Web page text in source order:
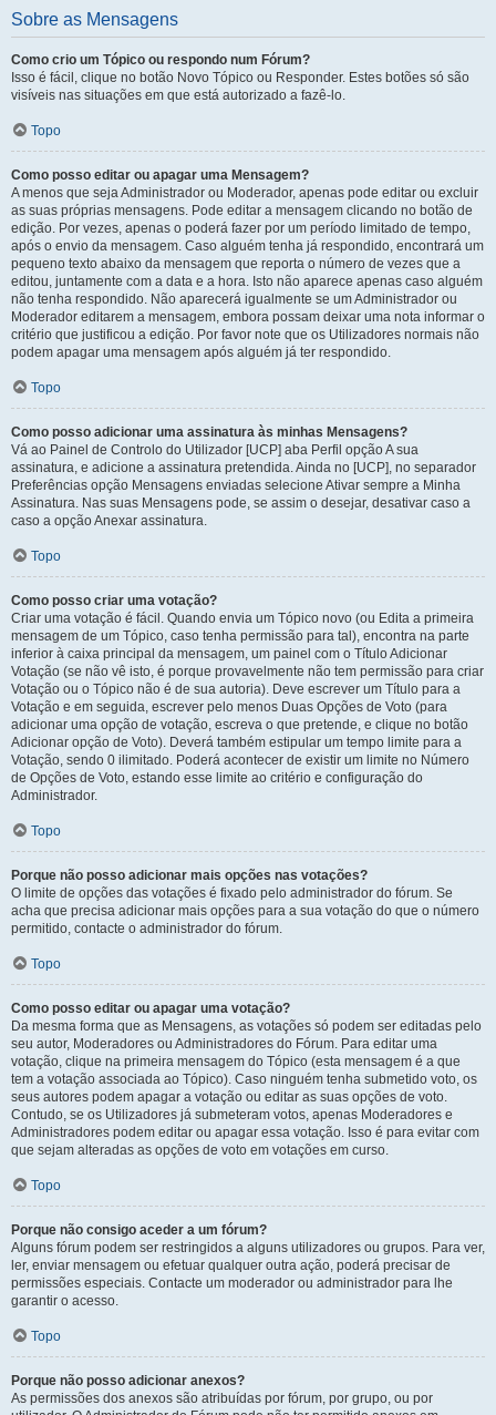
Sobre as Mensagens
Como crio um Tópico ou respondo num Fórum?
Isso é fácil, clique no botão Novo Tópico ou Responder. Estes botões só são
visíveis nas situações em que está autorizado a fazê-lo.
Topo
Como posso editar ou apagar uma Mensagem?
A menos que seja Administrador ou Moderador, apenas pode editar ou excluir
as suas próprias mensagens. Pode editar a mensagem clicando no botão de
edição. Por vezes, apenas o poderá fazer por um período limitado de tempo,
após o envio da mensagem. Caso alguém tenha já respondido, encontrará um
pequeno texto abaixo da mensagem que reporta o número de vezes que a
editou, juntamente com a data e a hora. Isto não aparece apenas caso alguém
não tenha respondido. Não aparecerá igualmente se um Administrador ou
Moderador editarem a mensagem, embora possam deixar uma nota informar o
critério que justificou a edição. Por favor note que os Utilizadores normais não
podem apagar uma mensagem após alguém já ter respondido.
Topo
Como posso adicionar uma assinatura às minhas Mensagens?
Vá ao Painel de Controlo do Utilizador [UCP] aba Perfil opção A sua
assinatura, e adicione a assinatura pretendida. Ainda no [UCP], no separador
Preferências opção Mensagens enviadas selecione Ativar sempre a Minha
Assinatura. Nas suas Mensagens pode, se assim o desejar, desativar caso a
caso a opção Anexar assinatura.
Topo
Como posso criar uma votação?
Criar uma votação é fácil. Quando envia um Tópico novo (ou Edita a primeira
mensagem de um Tópico, caso tenha permissão para tal), encontra na parte
inferior à caixa principal da mensagem, um painel com o Título Adicionar
Votação (se não vê isto, é porque provavelmente não tem permissão para criar
Votação ou o Tópico não é de sua autoria). Deve escrever um Título para a
Votação e em seguida, escrever pelo menos Duas Opções de Voto (para
adicionar uma opção de votação, escreva o que pretende, e clique no botão
Adicionar opção de Voto). Deverá também estipular um tempo limite para a
Votação, sendo 0 ilimitado. Poderá acontecer de existir um limite no Número
de Opções de Voto, estando esse limite ao critério e configuração do
Administrador.
Topo
Porque não posso adicionar mais opções nas votações?
O limite de opções das votações é fixado pelo administrador do fórum. Se
acha que precisa adicionar mais opções para a sua votação do que o número
permitido, contacte o administrador do fórum.
Topo
Como posso editar ou apagar uma votação?
Da mesma forma que as Mensagens, as votações só podem ser editadas pelo
seu autor, Moderadores ou Administradores do Fórum. Para editar uma
votação, clique na primeira mensagem do Tópico (esta mensagem é a que
tem a votação associada ao Tópico). Caso ninguém tenha submetido voto, os
seus autores podem apagar a votação ou editar as suas opções de voto.
Contudo, se os Utilizadores já submeteram votos, apenas Moderadores e
Administradores podem editar ou apagar essa votação. Isso é para evitar com
que sejam alteradas as opções de voto em votações em curso.
Topo
Porque não consigo aceder a um fórum?
Alguns fórum podem ser restringidos a alguns utilizadores ou grupos. Para ver,
ler, enviar mensagem ou efetuar qualquer outra ação, poderá precisar de
permissões especiais. Contacte um moderador ou administrador para lhe
garantir o acesso.
Topo
Porque não posso adicionar anexos?
As permissões dos anexos são atribuídas por fórum, por grupo, ou por